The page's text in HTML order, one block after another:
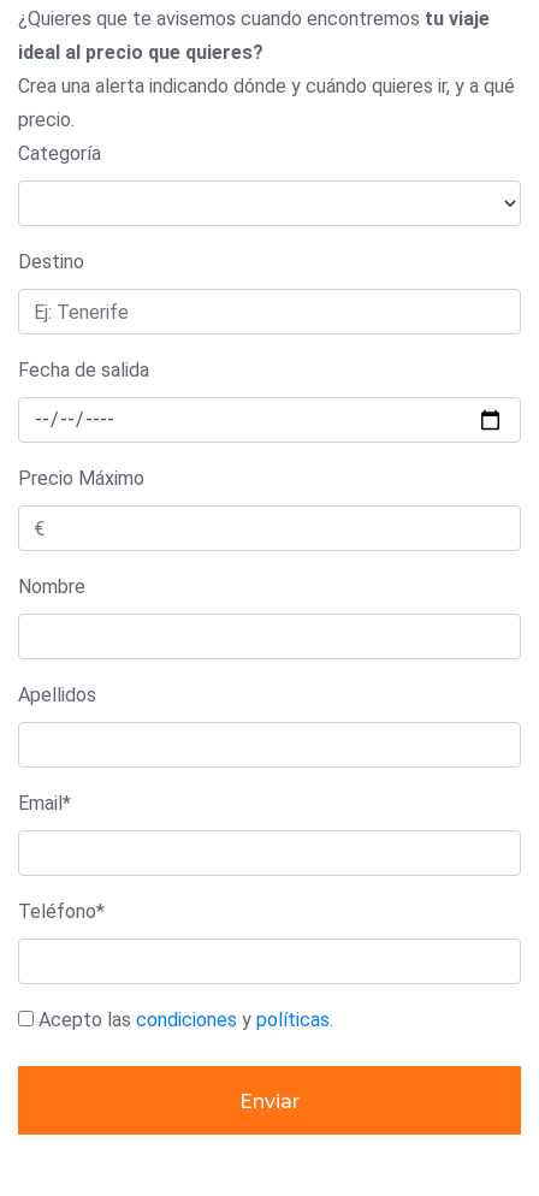
¿Quieres que te avisemos cuando encontremos tu viaje
ideal al precio que quieres?
Crea una alerta indicando dónde y cuándo quieres ir, y a qué
precio.
Categoría
Destino
Fecha de salida
Precio Máximo
Nombre
Apellidos
Email*
Teléfono*
Acepto las condiciones y políticas.
Enviar